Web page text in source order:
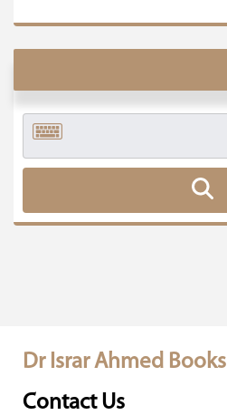
Dr Israr Ahmed Books
Contact Us